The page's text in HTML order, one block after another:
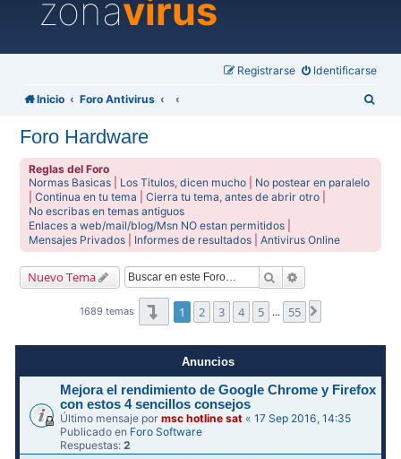
zonavirus
Identificarse
Registrarse
Inicio Foro Antivirus
Foro Hardware
Reglas del Foro
Normas Basicas
Los Titulos, dicen mucho
No postear en paralelo
|Continua en tu tema |Cierra tu tema, antes de abrir otro
No escribas en temas antiguos
Enlaces a web/mail/blog/Msn NO estan permitidos
Mensajes Privados
Informes de resultados |Antivirus Online
Nuevo Tema Buscar
1689 temas Página1de55
1 2 3 4 5 … 55
Anuncios
Mejora el rendimiento de Google Chrome y Firefox
con estos 4 sencillos consejos
Último mensaje pormsc hotline sat «17 Sep 2016, 14:35
Publicado en Foro Software
Respuestas:2